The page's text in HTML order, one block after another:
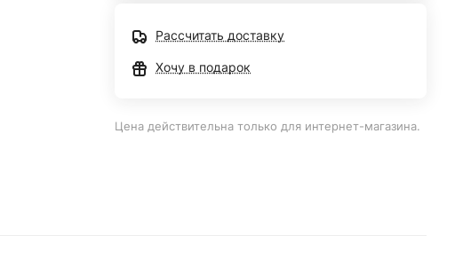
Рассчитать доставку
Хочу в подарок
Цена действительна только для интернет-магазина.